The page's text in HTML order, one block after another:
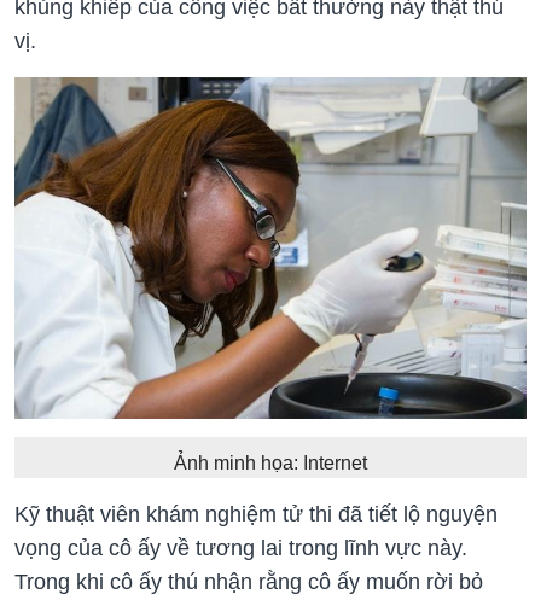
khủng khiếp của công việc bất thường này thật thú
vị.
Ảnh minh họa: Internet
Kỹ thuật viên khám nghiệm tử thi đã tiết lộ nguyện
vọng của cô ấy về tương lai trong lĩnh vực này.
Trong khi cô ấy thú nhận rằng cô ấy muốn rời bỏ